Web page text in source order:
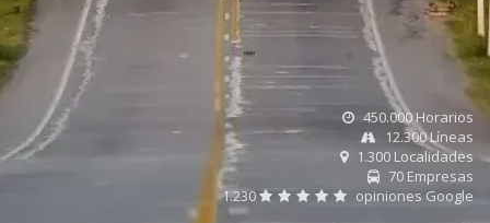
450.000 Horarios
12.300 Líneas
1.300 Localidades
70 Empresas
1.230
opiniones Google